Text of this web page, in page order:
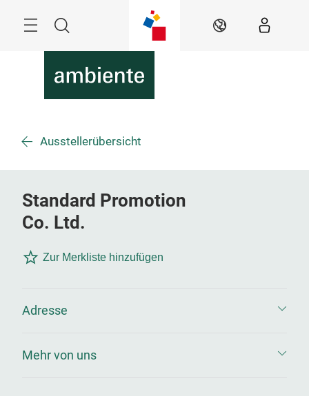
Suche DE
Ausstellerübersicht
Standard Promotion
Co. Ltd.
Zur Merkliste hinzufügen
Adresse
Mehr von uns